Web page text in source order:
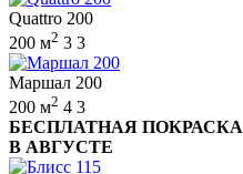
Quattro 200
200 м2 3 3
Маршал 200
200 м2 4 3
БЕСПЛАТНАЯ ПОКРАСКА
В АВГУСТЕ